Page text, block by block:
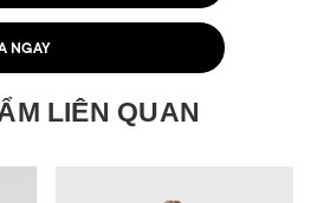
NGAY
LIÊN QUAN